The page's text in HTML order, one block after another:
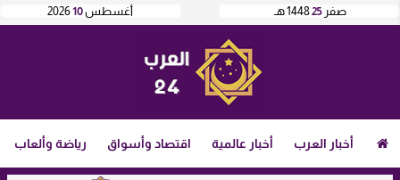
أغسطس10
2026 صفر 251448 هـ
أخبار العرب أخبار عالمية اقتصاد وأسواق رياضة وألعاب